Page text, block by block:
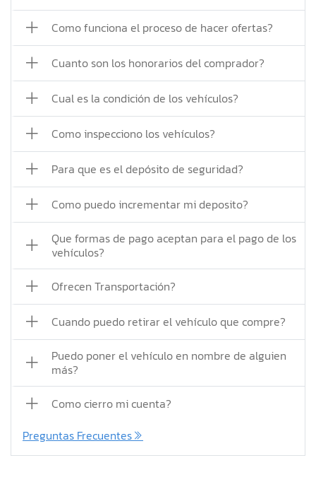
Como funciona el proceso de hacer ofertas?
Cuanto son los honorarios del comprador?
Cual es la condición de los vehículos?
Como inspecciono los vehículos?
Para que es el depósito de seguridad?
Como puedo incrementar mi deposito?
Que formas de pago aceptan para el pago de los
vehículos?
Ofrecen Transportación?
Cuando puedo retirar el vehículo que compre?
Puedo poner el vehículo en nombre de alguien
más?
Como cierro mi cuenta?
Preguntas Frecuentes